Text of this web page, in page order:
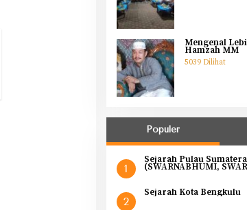
Mengenal
Hamzah MM
5039 Dilihat
Populer
1
Sejarah Pulau Sumatera
(SWARNABHUMI,
2
Sejarah Kota Bengkulu